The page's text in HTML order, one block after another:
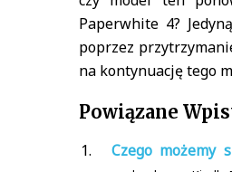
Paperwhite 4?
poprzez
na kontynuację tego
Powiązane
Czego możemy